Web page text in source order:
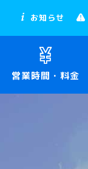
お知らせ
営業時間・料金